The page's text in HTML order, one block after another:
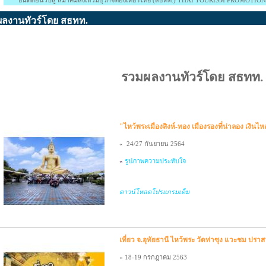
ลงานทัวร์โดย สธทท.
รวมผลงานทัวร์โดย สธทท.
"ไหว้พระเมืองสิงห์-ทอง เมืองรองที่น่าลอง เงินไ
« 24/27 กันยายน 2564
« รูปภาพความประทับใจ
ดาวน์โหลดโปรแกรมเต็ม
เที่ยว จ.อุทัยธานี ไหว้พระ วัดท่าซุง แวะชม ปรา
« 18-19 กรกฎาคม 2563